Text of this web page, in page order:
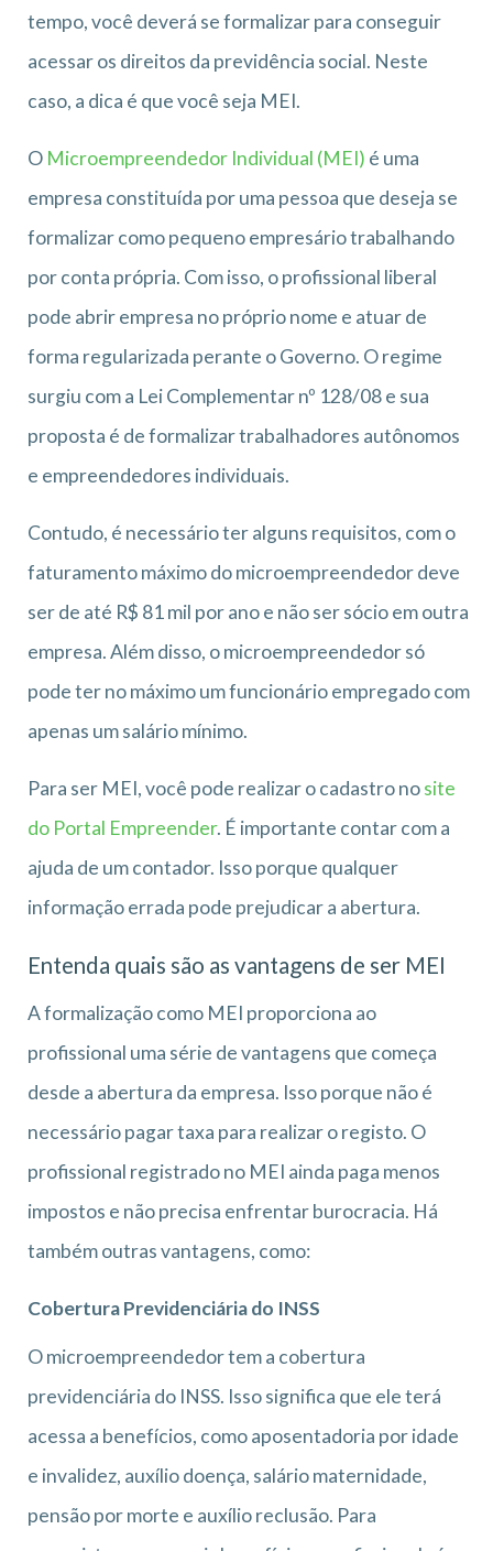
tempo, você deverá se formalizar para conseguir
acessar os direitos da previdência social. Neste
caso, a dica é que você seja MEI.
O Microempreendedor Individual (MEI) é uma
empresa constituída por uma pessoa que deseja se
formalizar como pequeno empresário trabalhando
por conta própria. Com isso, o profissional liberal
pode abrir empresa no próprio nome e atuar de
forma regularizada perante o Governo. O regime
surgiu com a Lei Complementar nº 128/08 e sua
proposta é de formalizar trabalhadores autônomos
e empreendedores individuais.
Contudo, é necessário ter alguns requisitos, com o
faturamento máximo do microempreendedor deve
ser de até R$ 81 mil por ano e não ser sócio em outra
empresa. Além disso, o microempreendedor só
pode ter no máximo um funcionário empregado com
apenas um salário mínimo.
Para ser MEI, você pode realizar o cadastro nosite
do Portal Empreender. É importante contar com a
ajuda de um contador. Isso porque qualquer
informação errada pode prejudicar a abertura.
Entenda quais são as vantagens de ser MEI
A formalização como MEI proporciona ao
profissional uma série de vantagens que começa
desde a abertura da empresa. Isso porque não é
necessário pagar taxa para realizar o registo. O
profissional registrado no MEI ainda paga menos
impostos e não precisa enfrentar burocracia. Há
também outras vantagens, como:
Cobertura Previdenciária do INSS
O microempreendedor tem a cobertura
previdenciária do INSS. Isso significa que ele terá
acessa a benefícios, como aposentadoria por idade
e invalidez, auxílio doença, salário maternidade,
pensão por morte e auxílio reclusão. Para